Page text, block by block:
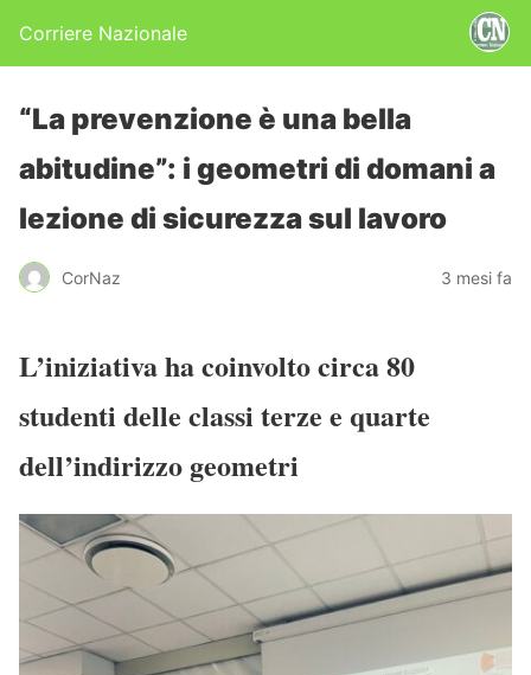
Corriere Nazionale
“La prevenzione è una bella
abitudine”: i geometr​i di domani a
lezione di sicurezza sul lavoro
CorNaz 3 mesi fa
L’iniziativa ha coinvolto circa 80
studenti delle classi terze e quarte
dell’indirizzo geometri